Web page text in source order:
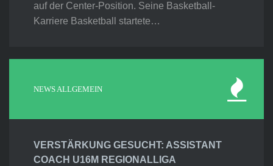
auf der Center-Position. Seine Basketball-
Karriere Basketball startete…
NEWS ALLGEMEIN
VERSTÄRKUNG GESUCHT: ASSISTANT
COACH U16M REGIONALLIGA